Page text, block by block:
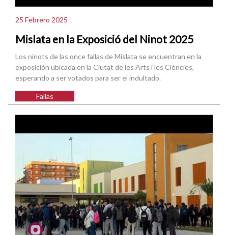
25 Febrero 2025
Mislata en la Exposició del Ninot 2025
Los ninots de las once fallas de Mislata se encuentran en la
exposición ubicada en la Ciutat de les Arts i les Ciències,
esperando a ser votados para ser el indultado.
Fallas